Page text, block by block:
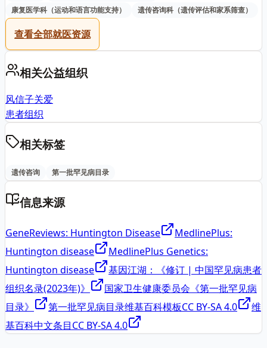
康复医学科（运动和语言功能支持）
遗传咨询科（遗传评估和家系筛查）
查看全部就医资源
相关公益组织
风信子关爱
患者组织
相关标签
遗传咨询 第一批罕见病目录
信息来源
GeneReviews: Huntington Disease
MedlinePlus:
Huntington disease
MedlinePlus Genetics:
Huntington disease
基因江湖：《修订 | 中国罕见病患者
组织名录(2023年)》
国家卫生健康委员会《第一批罕见病
目录》
第一批罕见病目录维基百科模板CC BY-SA 4.0
维
基百科中文条目CC BY-SA 4.0